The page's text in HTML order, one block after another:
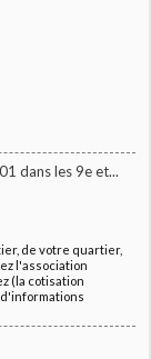
dans les 9e et...
de votre quartier,
l'association
(la cotisation